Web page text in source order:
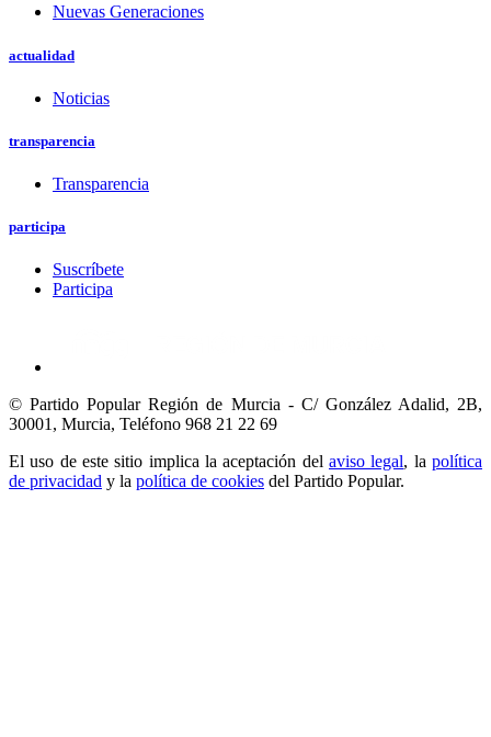
Nuevas Generaciones
actualidad
Noticias
transparencia
Transparencia
participa
Suscríbete
Participa
© Partido Popular Región de Murcia - C/ González Adalid, 2B,
30001, Murcia, Teléfono 968 21 22 69
El uso de este sitio implica la aceptación del aviso legal, lapolítica
de privacidad y la política de cookies del Partido Popular.